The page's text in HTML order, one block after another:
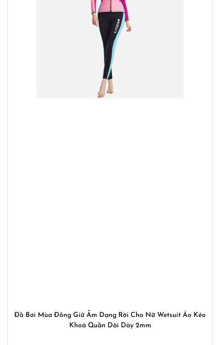
Đồ Bơi Mùa Đông Giữ Ấm Dạng Rời Cho Nữ Wetsuit Áo Kéo
Khoá Quần Dài Dày 2mm